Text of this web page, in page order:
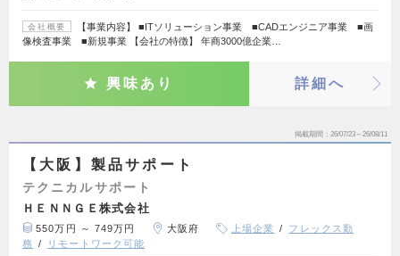
会社概要
【事業内容】 ■ITソリューション事業 ■CADエンジニア事業 ■画
像検査事業 ■新規事業 【会社の特徴】 年商3000億企業…
興味あり 詳細へ
掲載期間 26/07/23～26/08/11
【大阪】製品サポート
テクニカルサポート
ＨＥＮＮＧＥ株式会社
550万円 ～ 749万円 大阪府 上場企業
フレックス勤
務
リモートワーク可能